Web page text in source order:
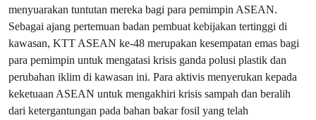
menyuarakan tuntutan mereka bagi para pemimpin ASEAN.
Sebagai ajang pertemuan badan pembuat kebijakan tertinggi di
kawasan, KTT ASEAN ke-48 merupakan kesempatan emas bagi
para pemimpin untuk mengatasi krisis ganda polusi plastik dan
perubahan iklim di kawasan ini. Para aktivis menyerukan kepada
keketuaan ASEAN untuk mengakhiri krisis sampah dan beralih
dari ketergantungan pada bahan bakar fosil yang telah